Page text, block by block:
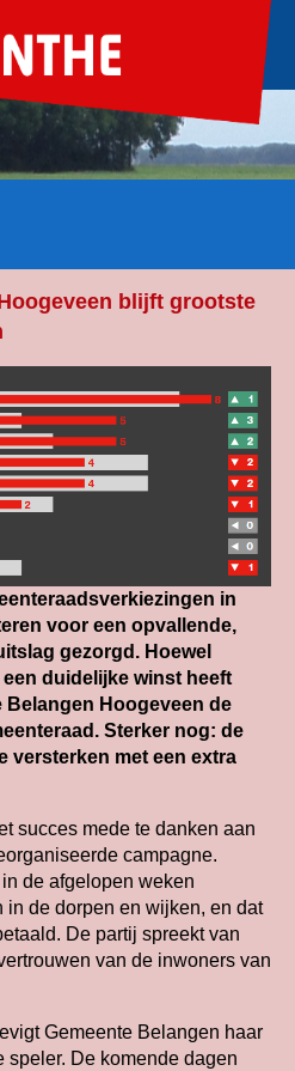
blijft grootste
in
voor een opvallende,
gezorgd. Hoewel
duidelijke winst heeft
Belangen Hoogeveen de
Sterker nog: de
versterken met een extra
succes mede te danken aan
campagne.
de afgelopen weken
de dorpen en wijken, en dat
De partij spreekt van
van de inwoners van
Gemeente Belangen haar
De komende dagen